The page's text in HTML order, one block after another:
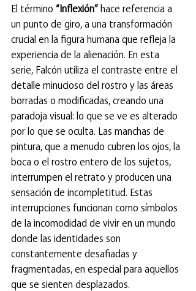
El término “Inflexión” hace referencia a
un punto de giro, a una transformación
crucial en la figura humana que refleja la
experiencia de la alienación. En esta
serie, Falcón utiliza el contraste entre el
detalle minucioso del rostro y las áreas
borradas o modificadas, creando una
paradoja visual: lo que se ve es alterado
por lo que se oculta. Las manchas de
pintura, que a menudo cubren los ojos, la
boca o el rostro entero de los sujetos,
interrumpen el retrato y producen una
sensación de incompletitud. Estas
interrupciones funcionan como símbolos
de la incomodidad de vivir en un mundo
donde las identidades son
constantemente desafiadas y
fragmentadas, en especial para aquellos
que se sienten desplazados.